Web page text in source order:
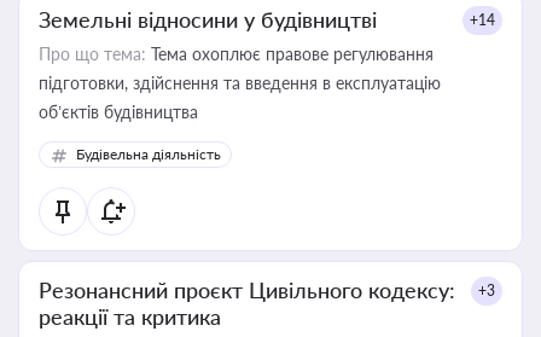
Земельні відносини у будівництві +14
Про що тема: Тема охоплює правове регулювання
підготовки, здійснення та введення в експлуатацію
об’єктів будівництва
Будівельна діяльність
Резонансний проєкт Цивільного кодексу:
реакції та критика
+3